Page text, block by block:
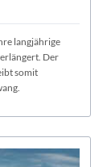
langjährige
Der
somit